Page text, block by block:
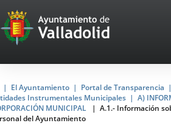
Portal
Web
del
Ayuntamiento
de
El Ayuntamiento Portal de Transparencia
Instrumentales Municipales
A)
MUNICIPAL
A.1.- Información
del Ayuntamiento